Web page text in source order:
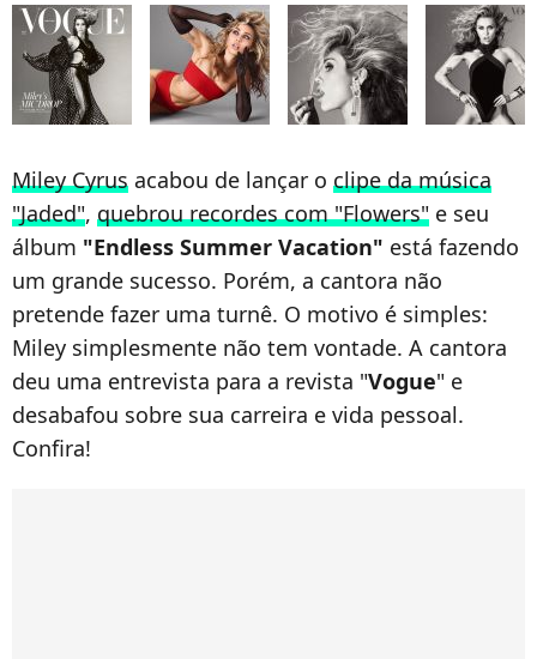
Miley Cyrus acabou de lançar o clipe da música
"Jaded", quebrou recordes com "Flowers" e seu
álbum "Endless Summer Vacation" está fazendo
um grande sucesso. Porém, a cantora não
pretende fazer uma turnê. O motivo é simples:
Miley simplesmente não tem vontade. A cantora
deu uma entrevista para a revista "Vogue" e
desabafou sobre sua carreira e vida pessoal.
Confira!